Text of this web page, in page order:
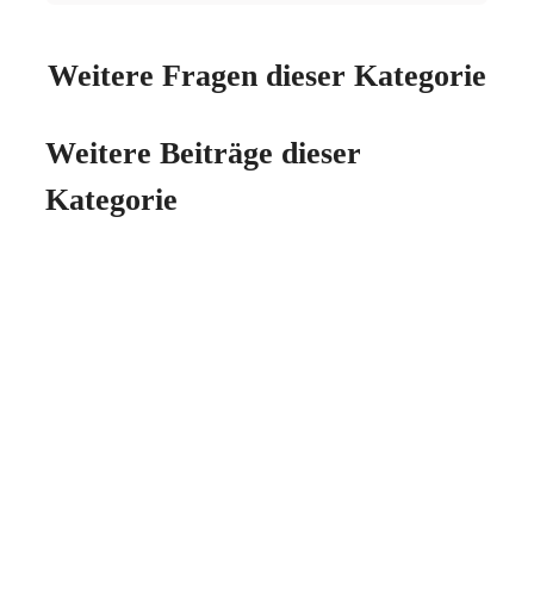
Weitere Fragen dieser Kategorie
Weitere Beiträge dieser
Kategorie